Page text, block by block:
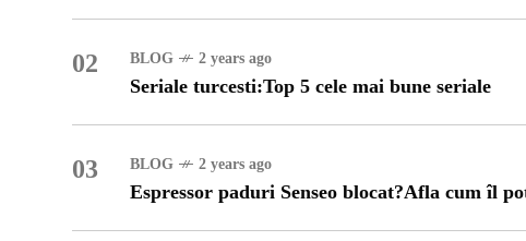
02 BLOG 2 years ago
Seriale turcesti:Top 5 cele mai bune seriale
03 BLOG 2 years ago
Espressor paduri Senseo blocat?Afla cum îl
POPULAR